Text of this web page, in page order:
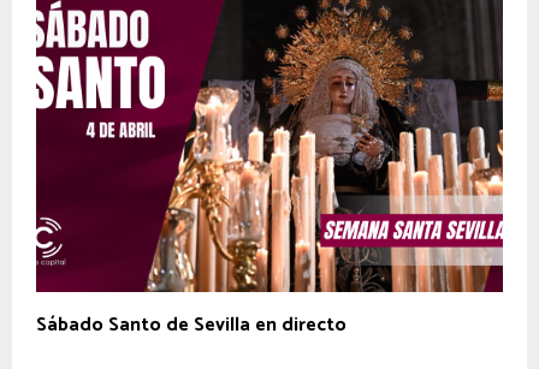
Sábado Santo de Sevilla en directo